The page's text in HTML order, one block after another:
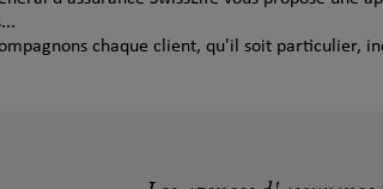
Voir plus
chaque client, qu'il soit